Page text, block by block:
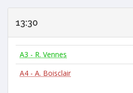
13:30
A3 - R. Vennes
A4 - A. Boisclair